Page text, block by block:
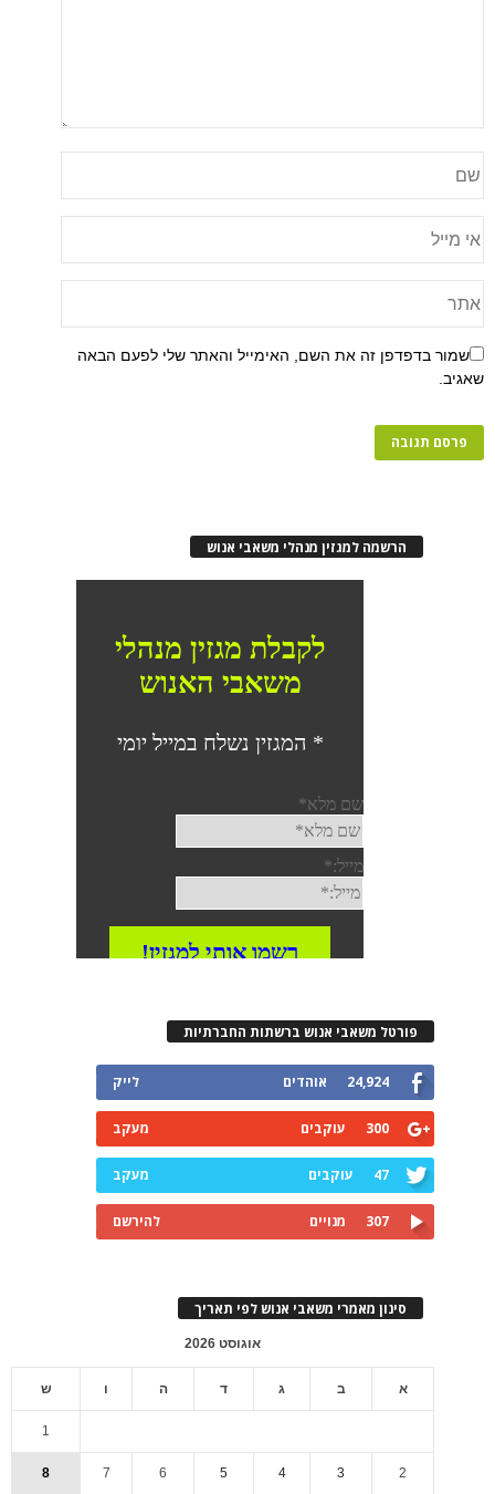
שמור בדפדפן זה את השם, האימייל והאתר שלי לפעם הבאה
שאגיב.
הרשמה למגזין מנהלי משאבי אנוש
פורטל משאבי אנוש ברשתות החברתיות
24,924 אוהדים לייק
300 עוקבים מעקב
47 עוקבים מעקב
307 מנויים להירשם
סינון מאמרי משאבי אנוש לפי תאריך
אוגוסט 2026
א ב ג ד ה ו ש
1
2
3
4
5
6
7
8